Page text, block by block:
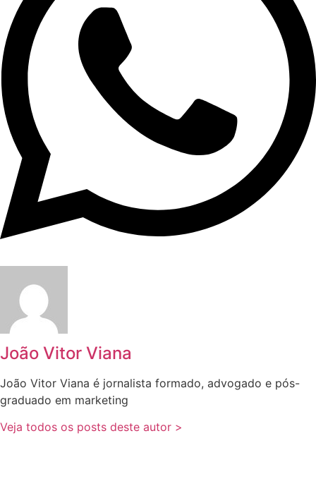
João Vitor Viana
João Vitor Viana é jornalista formado, advogado e pós-
graduado em marketing
Veja todos os posts deste autor >